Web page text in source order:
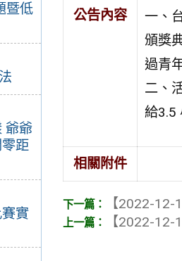
暨低
爺爺
距
實
公告內容
一、
頒獎
過青
二、
給3.5
相關附件
【2022-12-
【2022-12-